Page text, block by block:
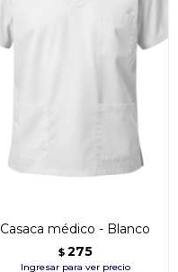
Casaca médico - Blanco
$ 275